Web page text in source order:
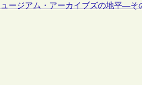
ージアム・アーカイブズの地平―